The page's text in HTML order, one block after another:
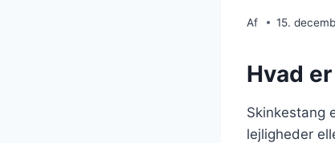
Af 15.
Hvad
Skinkestang
lejligheder